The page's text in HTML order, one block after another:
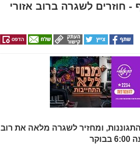
- חוזרים לשגרה ברוב אזורי
ומחזיר לשגרה מלאה את רוב